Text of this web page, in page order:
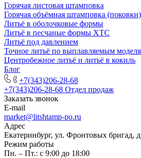
Горячая листовая штамповка
Горячая объёмная штамповка (поковки)
Литьё в оболочковые формы
Литьё в песчаные формы ХТС
Литьё под давлением
Точное литьё по выплавляемым
Центробежное литьё и литьё в кокиль
Блог
+7(343)206-28-68
+7(343)206-28-68 Отдел продаж
Заказать звонок
E-mail
market@litshtamp-po.ru
Адрес
Екатеринбург, ул. Фронтовых бригад,
Режим работы
Пн. – Пт.: с 9:00 до 18:00